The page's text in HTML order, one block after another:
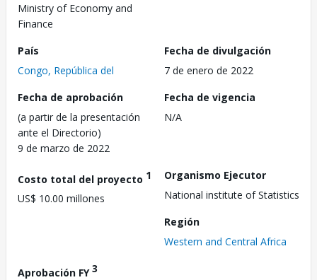
Ministry of Economy and
Finance
País
Congo, República del
Fecha de divulgación
7 de enero de 2022
Fecha de aprobación
(a partir de la presentación
ante el Directorio)
9 de marzo de 2022
Fecha de vigencia
N/A
Costo total del proyecto 1
US$ 10.00 millones
Organismo Ejecutor
National institute of Statistics
Región
Western and Central Africa
Aprobación FY3